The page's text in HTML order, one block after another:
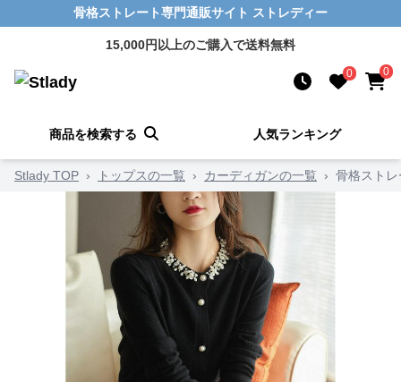
骨格ストレート専門通販サイト ストレディー
15,000円以上のご購入で送料無料
0 0
商品を検索する 人気ランキング
Stlady TOP › トップスの一覧 › カーディガンの一覧 › 骨格スト